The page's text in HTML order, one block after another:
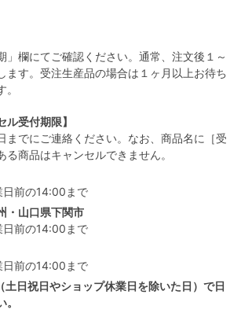
」欄にてご確認ください。通常、注文後１～
ます。受注生産品の場合は１ヶ月以上お待ち
受付期限】
までにご連絡ください。なお、商品名に［受
商品はキャンセルできません。
日前の14:00まで
・山口県下関市
日前の14:00まで
日前の14:00まで
日祝日やショップ休業日を除いた日）で日